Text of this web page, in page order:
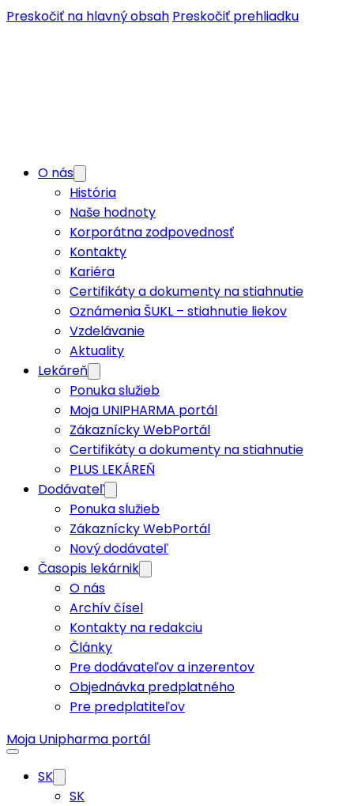
Preskočiť na hlavný obsah Preskočiť prehliadku
O nás
História
Naše hodnoty
Korporátna zodpovednosť
Kontakty
Kariéra
Certifikáty a dokumenty na stiahnutie
Oznámenia ŠUKL – stiahnutie liekov
Vzdelávanie
Aktuality
Lekáreň
Ponuka služieb
Moja UNIPHARMA portál
Zákaznícky WebPortál
Certifikáty a dokumenty na stiahnutie
PLUS LEKÁREŇ
Dodávateľ
Ponuka služieb
Zákaznícky WebPortál
Nový dodávateľ
Časopis lekárnik
O nás
Archív čísel
Kontakty na redakciu
Články
Pre dodávateľov a inzerentov
Objednávka predplatného
Pre predplatiteľov
Moja Unipharma portál
SK
SK